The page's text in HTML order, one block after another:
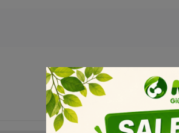
phẩm có dây sạc đi kèm)
ngày và buổi tối
Sản